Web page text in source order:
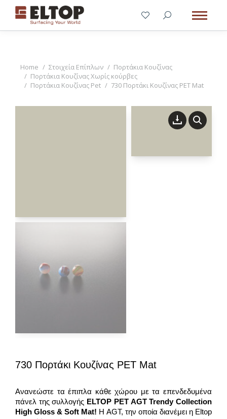
You are here:
Home Στοιχεία Επίπλων
Πορτάκια Κουζίνας
Πορτάκια Κουζίνας Χωρίς κούρβες
Πορτάκια Κουζίνας Pet
730 Πορτάκι Κουζίνας PET Mat
730 Πορτάκι Κουζίνας PET Mat
Ανανεώστε τα έπιπλα κάθε χώρου με τα επενδεδυμένα
πάνελ της συλλογής ELTOP PET AGT Trendy Collection
High Gloss & Soft Mat! Η AGT, την οποία διανέμει η Eltop